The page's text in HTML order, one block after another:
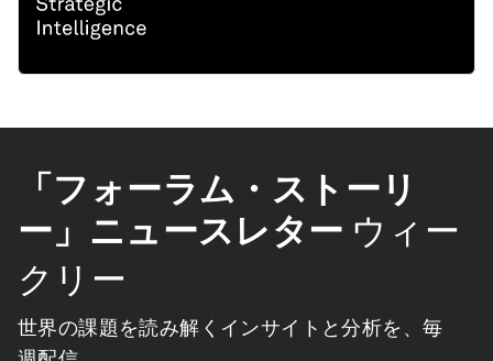
「フォーラム・ストーリ
ー」ニュースレター ウィー
クリー
世界の課題を読み解くインサイトと分析を、毎